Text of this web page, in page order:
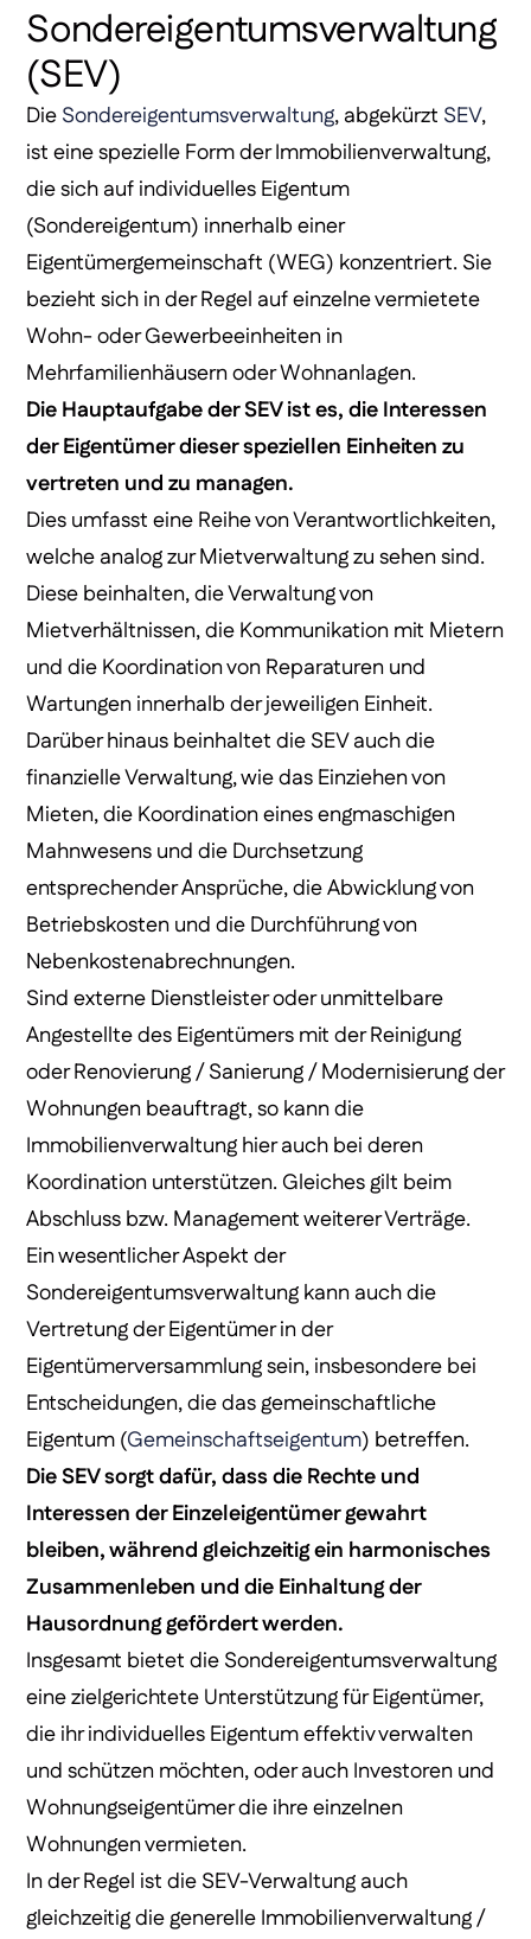
Sondereigentumsverwaltung
(SEV)
DieSondereigentumsverwaltung, abgekürzt SEV,
ist eine spezielle Form der Immobilienverwaltung,
die sich auf individuelles Eigentum
(Sondereigentum) innerhalb einer
Eigentümergemeinschaft (WEG) konzentriert. Sie
bezieht sich in der Regel auf einzelne vermietete
Wohn- oder Gewerbeeinheiten in
Mehrfamilienhäusern oder Wohnanlagen.
Die Hauptaufgabe der SEV ist es, die Interessen
der Eigentümer dieser speziellen Einheiten zu
vertreten und zu managen.
Dies umfasst eine Reihe von Verantwortlichkeiten,
welche analog zur Mietverwaltung zu sehen sind.
Diese beinhalten, die Verwaltung von
Mietverhältnissen, die Kommunikation mit Mietern
und die Koordination von Reparaturen und
Wartungen innerhalb der jeweiligen Einheit.
Darüber hinaus beinhaltet die SEV auch die
finanzielle Verwaltung, wie das Einziehen von
Mieten, die Koordination eines engmaschigen
Mahnwesens und die Durchsetzung
entsprechender Ansprüche, die Abwicklung von
Betriebskosten und die Durchführung von
Nebenkostenabrechnungen.
Sind externe Dienstleister oder unmittelbare
Angestellte des Eigentümers mit der Reinigung
oder Renovierung / Sanierung / Modernisierung der
Wohnungen beauftragt, so kann die
Immobilienverwaltung hier auch bei deren
Koordination unterstützen. Gleiches gilt beim
Abschluss bzw. Management weiterer Verträge.
Ein wesentlicher Aspekt der
Sondereigentumsverwaltung kann auch die
Vertretung der Eigentümer in der
Eigentümerversammlung sein, insbesondere bei
Entscheidungen, die das gemeinschaftliche
Eigentum (Gemeinschaftseigentum) betreffen.
Die SEV sorgt dafür, dass die Rechte und
Interessen der Einzeleigentümer gewahrt
bleiben, während gleichzeitig ein harmonisches
Zusammenleben und die Einhaltung der
Hausordnung gefördert werden.
Insgesamt bietet die Sondereigentumsverwaltung
eine zielgerichtete Unterstützung für Eigentümer,
die ihr individuelles Eigentum effektiv verwalten
und schützen möchten, oder auch Investoren und
Wohnungseigentümer die ihre einzelnen
Wohnungen vermieten.
In der Regel ist die SEV-Verwaltung auch
gleichzeitig die generelle Immobilienverwaltung /